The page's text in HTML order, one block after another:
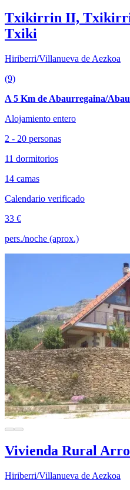
Txikirrin II,
Txiki
Hiriberri/Villanueva de Aezkoa
(9)
A 5 Km de Abaurregaina/
Alojamiento entero
2 - 20 personas
11 dormitorios
14 camas
Calendario verificado
33 €
pers./noche (aprox.)
Vivienda Rural
Hiriberri/Villanueva de Aezkoa